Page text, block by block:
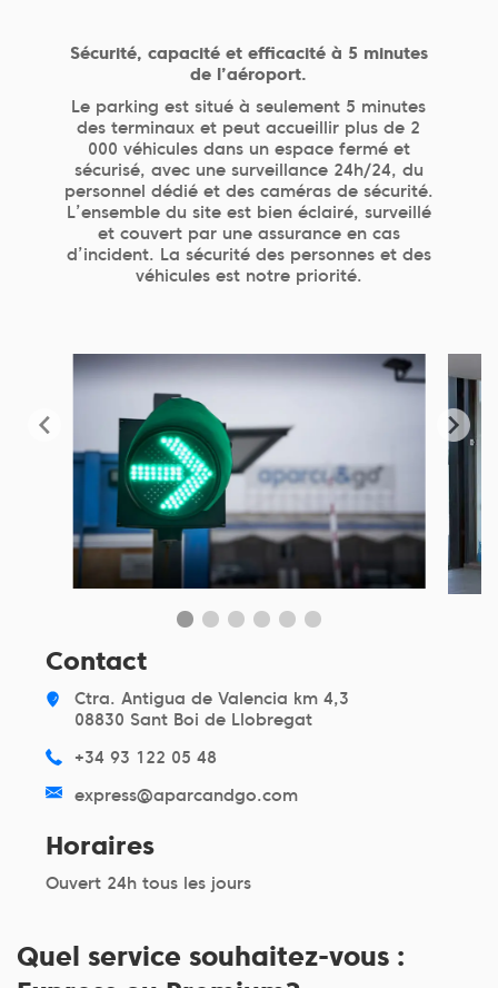
Sécurité, capacité et efficacité à 5 minutes
de l’aéroport.
Le parking est situé à seulement 5 minutes
des terminaux et peut accueillir plus de 2
000 véhicules dans un espace fermé et
sécurisé, avec une surveillance 24h/24, du
personnel dédié et des caméras de sécurité.
L’ensemble du site est bien éclairé, surveillé
et couvert par une assurance en cas
d’incident. La sécurité des personnes et des
véhicules est notre priorité.
Contact
Ctra. Antigua de Valencia km 4,3
08830 Sant Boi de Llobregat
+34 93 122 05 48
express@aparcandgo.com
Horaires
Ouvert 24h tous les jours
Quel service souhaitez-vous :